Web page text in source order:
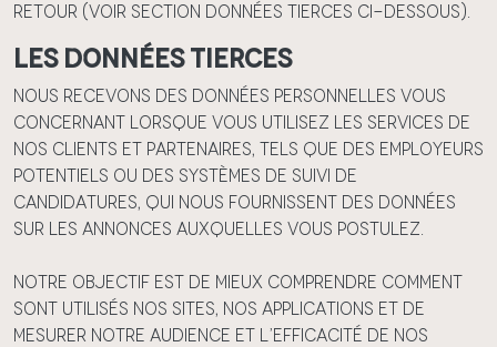
retour (voir section Données tierces ci-dessous).
Les données tierces
Nous recevons des données personnelles vous
concernant lorsque vous utilisez les services de
nos clients et partenaires, tels que des employeurs
potentiels ou des systèmes de suivi de
candidatures, qui nous fournissent des données
sur les annonces auxquelles vous postulez.
Notre objectif est de mieux comprendre comment
sont utilisés nos Sites, nos applications et de
mesurer notre audience et l’efficacité de nos